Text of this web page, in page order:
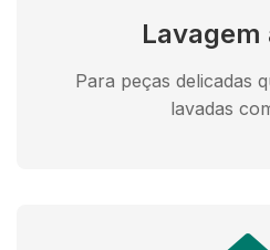
Lavagem
Para peças delicadas
lavadas